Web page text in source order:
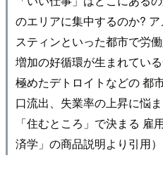
のエリアに集中するのか?
スティンといった都市で労
増加の好循環が生まれてい
極めたデトロイトなどの 都
口流出、失業率の上昇に悩
「住むところ」で決まる 雇
済学」の商品説明より引用）